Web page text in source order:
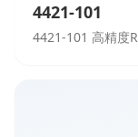
4421-101
4421-101 高精度